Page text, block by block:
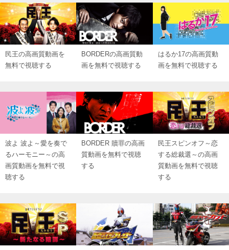
民王の高画質動画を
無料で視聴する
BORDERの高画質動
画を無料で視聴する
はるか17の高画質動
画を無料で視聴する
波よ 波よ～愛を奏で
るハーモニー～の高
画質動画を無料で視
聴する
BORDER 贖罪の高画
質動画を無料で視聴
する
民王スピンオフ～恋
する総裁選～の高画
質動画を無料で視聴
する